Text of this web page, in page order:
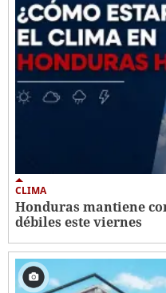
CLIMA
Honduras mantiene
débiles este viernes